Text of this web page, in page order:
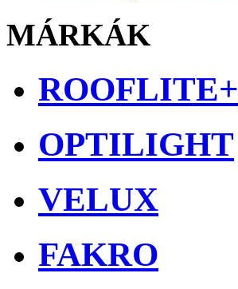
MÁRKÁK
ROOFLITE+
OPTILIGHT
VELUX
FAKRO